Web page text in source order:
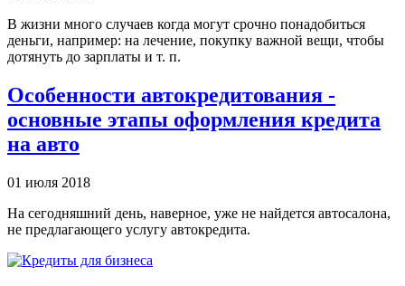
В жизни много случаев когда могут срочно понадобиться
деньги, например: на лечение, покупку важной вещи, чтобы
дотянуть до зарплаты и т. п.
Особенности автокредитования -
основные этапы оформления кредита
на авто
01 июля 2018
На сегодняшний день, наверное, уже не найдется автосалона,
не предлагающего услугу автокредита.